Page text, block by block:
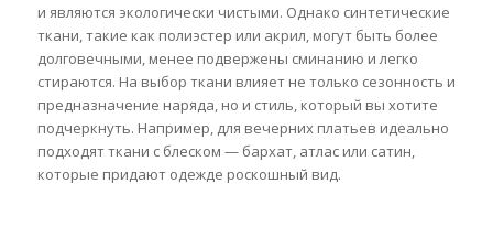
и являются экологически чистыми. Однако синтетические
ткани, такие как полиэстер или акрил, могут быть более
долговечными, менее подвержены сминанию и легко
стираются. На выбор ткани влияет не только сезонность и
предназначение наряда, но и стиль, который вы хотите
подчеркнуть. Например, для вечерних платьев идеально
подходят ткани с блеском — бархат, атлас или сатин,
которые придают одежде роскошный вид.